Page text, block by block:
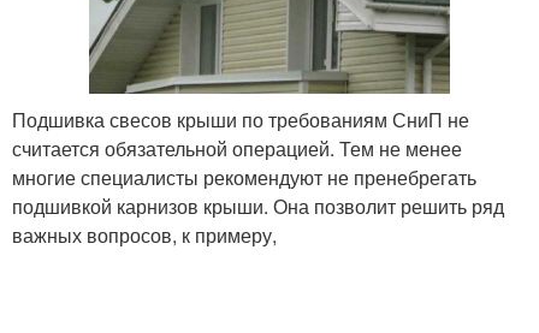
Подшивка свесов крыши по требованиям СниП не
считается обязательной операцией. Тем не менее
многие специалисты рекомендуют не пренебрегать
подшивкой карнизов крыши. Она позволит решить ряд
важных вопросов, к примеру,